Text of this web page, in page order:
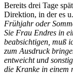
Bereits drei Tage
Direktion, in der es
Frühjahr oder
Sie Frau Endres in
beabsichtigen, muß
zum Ausdruck
entweicht und
die Kranke in einem